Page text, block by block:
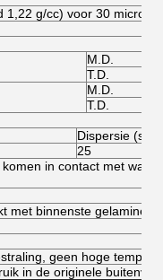
g/cc) voor 30 micron
M.D.
T.D.
M.D.
T.D.
Dispersie
25
in contact met
met binnenste
geen hoge
in de originele